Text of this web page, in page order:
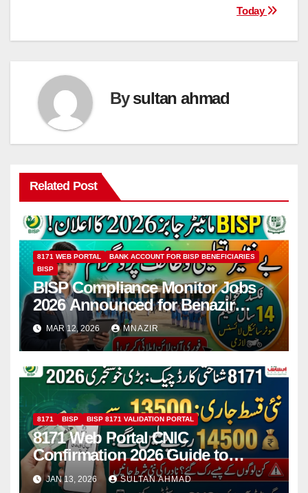
Today
Bysultan ahmad
Related Post
8171 WEB PORTAL
BANK ACCOUNT FOR BISP BENEFICIARIES
BISP
BISP Compliance Monitor Jobs
2026 Announced for Benazir
Taleemi Wazaif Program in
Pakistan
MAR 12, 2026 MNAZIR
8171 BISP BISP 8171 VALIDATION PORTAL
8171 Web Portal CNIC
Confirmation 2026 Guide to
Check BISP & Ehsaas Payments
JAN 13, 2026 SULTAN AHMAD